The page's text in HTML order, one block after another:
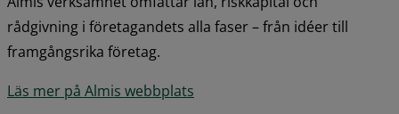
rådgivning i företagandets alla faser – från idéer till
framgångsrika företag.
Läs mer på Almis webbplats